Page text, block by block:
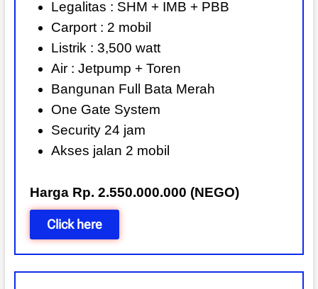
Legalitas : SHM + IMB + PBB
Carport : 2 mobil
Listrik : 3,500 watt
Air : Jetpump + Toren
Bangunan Full Bata Merah
One Gate System
Security 24 jam
Akses jalan 2 mobil
Harga Rp. 2.550.000.000 (NEGO)
Click here